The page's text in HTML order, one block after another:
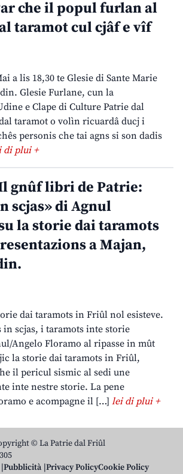
che il popul furlan al
taramot cul cjâf e vîf
a lis 18,30 te Glesie di Sante Marie
Glesie Furlane, cun la
e Clape di Culture Patrie dal
taramot o volìn ricuardâ ducj i
personis che tai agns si son dadis
di plui +
gnûf libri de Patrie:
scjas» di Agnul
la storie dai taramots
a Majan,
dai taramots in Friûl nol esisteve.
scjas, i taramots inte storie
Angelo Floramo al ripasse in mût
la storie dai taramots in Friûl,
il pericul sismic al sedi une
inte nestre storie. La pene
e acompagne il […] lei di plui +
© La Patrie dal Friûl
Pubblicità Privacy PolicyCookie Policy